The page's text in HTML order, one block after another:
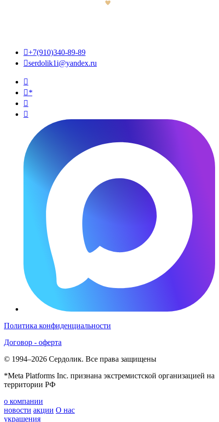
+7(910)340-89-89
serdolik1i@yandex.ru

*


Политика конфиденциальности
Договор - оферта
© 1994–2026 Сердолик. Все права защищены
*Meta Platforms Inc. признана экстремистской организацией на
территории РФ
о компании
новости акции О нас
украшения